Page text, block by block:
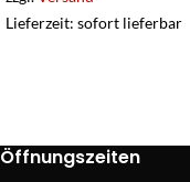
Lieferzeit: sofort lieferbar
Öffnungszeiten